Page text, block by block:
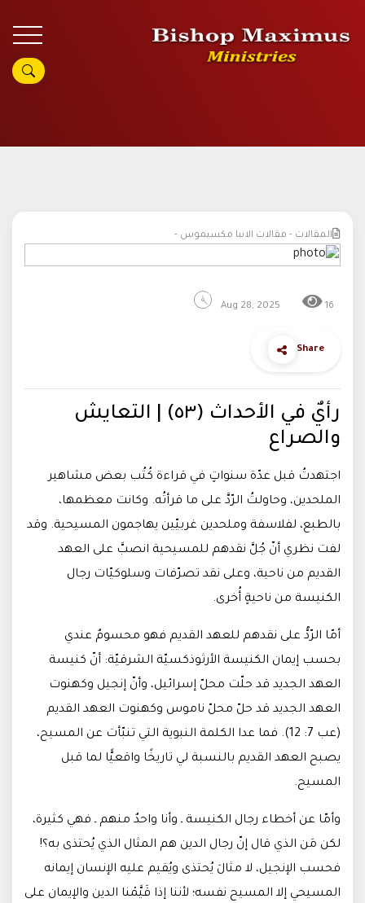
المقالات - مقالات الانبا مكسيموس -
Aug 28, 2025 16
Share
رأيٌ في الأحداث (٥٣) | التعايش
والصراع
اجتهدتُ قبل عدّة سنواتٍ في قراءة كُتُب بعض مشاهير
الملحدين، وحاولتُ الرّدَّ على ما قرأتُه. وكانت معظمها،
بالطبع، لفلاسفة وملحدين غربيّين يهاجمون المسيحية. وقد
لفت نظري أنّ جُلَّ نقدهم للمسيحية انصبَّ على العهد
القديم من ناحية، وعلى نقد تصرّفات وسلوكيّات رجال
الكنيسة من ناحيةٍ أُخرى.
أمّا الرّدُّ على نقدهم للعهد القديم فهو محسومٌ عندي
بحسب إيمان الكنيسة الأرثوذكسيّة الشرقيّة: أنّ كنيسة
العهد الجديد قد حلّت محلّ إسرائيل، وأنّ إنجيل وكهنوت
العهد الجديد قد حلّ محلّ ناموس وكهنوت العهد القديم
(عب 7: 12). فما عدا الكلمة النبوية التي تنبّأت عن المسيح،
يصبح العهد القديم بالنسبة لي تاريخًا واقعيًّا لما قبل
المسيح.
وأمّا عن أخطاء رجال الكنيسة ـ وأنا واحدٌ منهم ـ فهي كثيرة،
لكن مَن الذي قال إنّ رجال الدين هم المثال الذي يُحتذى به؟!
فحسب الإنجيل، لا مثالَ يُحتذى ويُقيم عليه الإنسان إيمانه
المسيحي إلا المسيح نفسه؛ لأننا إذا قَيَّمْنا الدين والإيمان على